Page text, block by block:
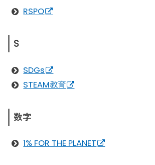
RSPO
S
SDGs
STEAM教育
数字
1% FOR THE PLANET